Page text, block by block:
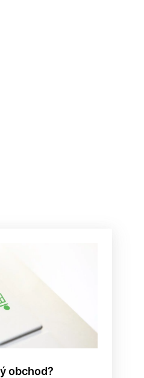
obchod?